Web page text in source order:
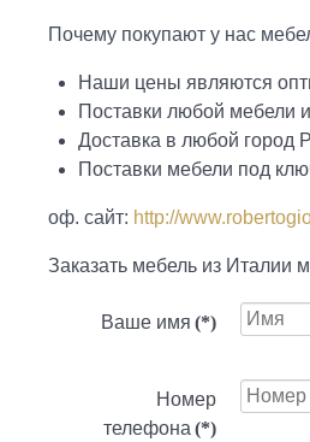
Почему покупают у нас
Наши цены являются
Поставки любой мебели
Доставка в любой город
Поставки мебели под
оф. сайт: http://
Заказать мебель из Италии
Ваше имя (*)
Номер
телефона (*)